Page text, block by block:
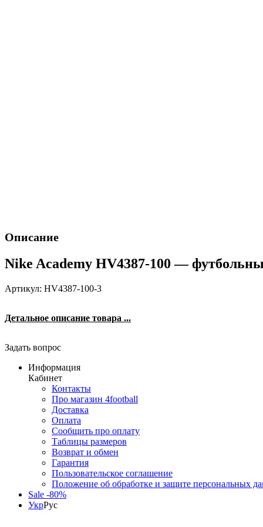
Описание
Nike Academy HV4387-100 —
Артикул: HV4387-100-3
Детальное описание товара ...
Задать вопрос
Информация
Кабинет
Контакты
Про магазин 4football
Доставка
Оплата
Сообщить про оплату
Таблицы размеров
Возврат и обмен
Гарантия
Пользовательское соглашение
Положение об обработке и защите персональных
Sale -80%
УкрРус